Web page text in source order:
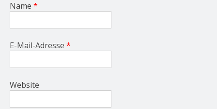
Name *
E-Mail-Adresse *
Website